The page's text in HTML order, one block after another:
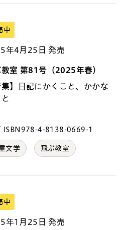
中
年4月25日 発売
室 第81号（2025年春）
集】日記にかくこと、かかな
ISBN978-4-8138-0669-1
文学 飛ぶ教室
中
年1月25日 発売